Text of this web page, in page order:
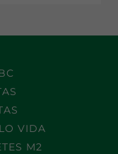
VIDA
M2